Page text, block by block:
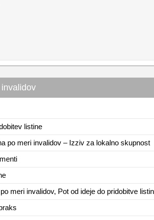
listine
po meri invalidov – Izziv za lokalno skupnost
meri invalidov, Pot od ideje do pridobitve